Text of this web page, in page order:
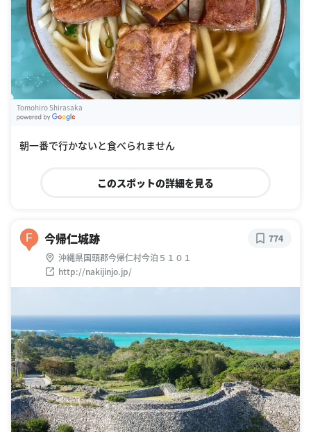
Tomohiro Shirasaka
朝一番で行かないと食べられません
このスポットの詳細を見る
F 今帰仁城跡
沖縄県国頭郡今帰仁村今泊５１０１
http://nakijinjo.jp/
774